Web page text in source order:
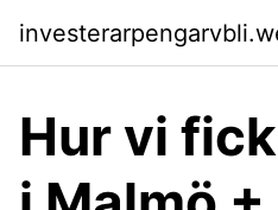
Hur vi